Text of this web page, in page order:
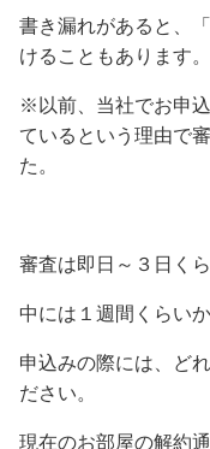
書き漏れがあると、
けることもあります。
※以前、当社でお申
ているという理由で
た。
審査は即日～３日く
中には１週間くらい
申込みの際には、ど
ださい。
現在のお部屋の解約